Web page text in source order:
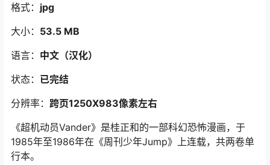
格式： jpg
大小： 53.5 MB
语言： 中文（汉化）
状态： 已完结
分辨率： 跨页1250X983像素左右
《超机动员Vander》是桂正和的一部科幻恐怖漫画，于
1985年至1986年在《周刊少年Jump》上连载，共两卷单
行本。